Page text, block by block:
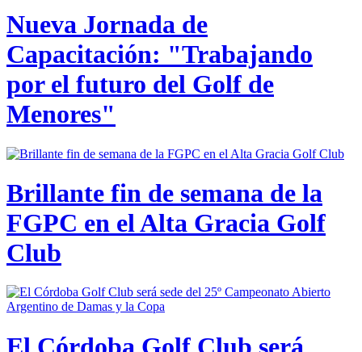
Nueva Jornada de
Capacitación: "Trabajando
por el futuro del Golf de
Menores"
Brillante fin de semana de la
FGPC en el Alta Gracia Golf
Club